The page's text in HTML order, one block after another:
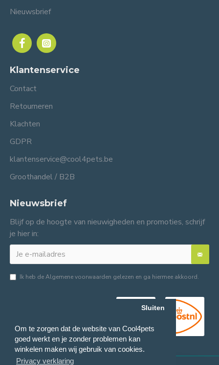
Om te zorgen dat de website van Cool4pets
goed werkt en je zonder problemen kan
winkelen maken wij gebruik van cookies.
Privacy verklaring
Sluiten
Nieuwsbrief
Klantenservice
Contact
Retourneren
Klachten
GDPR
klantenservice@cool4pets.be
Groothandel / B2B
Nieuwsbrief
Blijf op de hoogte van nieuwigheden en promoties, schrijf
je hier in:
Ik heb deAlgemene voorwaarden gelezen en ga hiermee akkoord.